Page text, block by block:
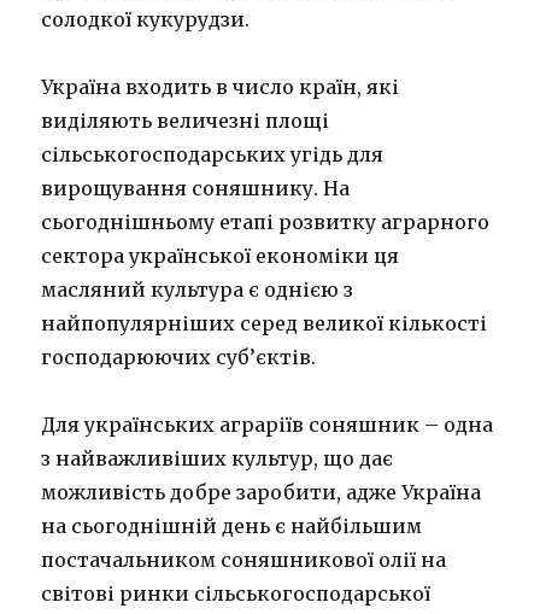
солодкої кукурудзи.
Україна входить в число країн, які
виділяють величезні площі
сільськогосподарських угідь для
вирощування соняшнику. На
сьогоднішньому етапі розвитку аграрного
сектора української економіки ця
масляний культура є однією з
найпопулярніших серед великої кількості
господарюючих суб’єктів.
Для українських аграріїв соняшник – одна
з найважливіших культур, що дає
можливість добре заробити, адже Україна
на сьогоднішній день є найбільшим
постачальником соняшникової олії на
світові ринки сільськогосподарської